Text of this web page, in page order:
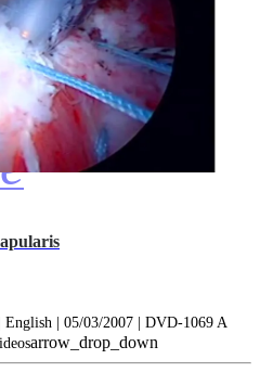
English | 05/03/2007 | DVD-1069 A
arrow_drop_down